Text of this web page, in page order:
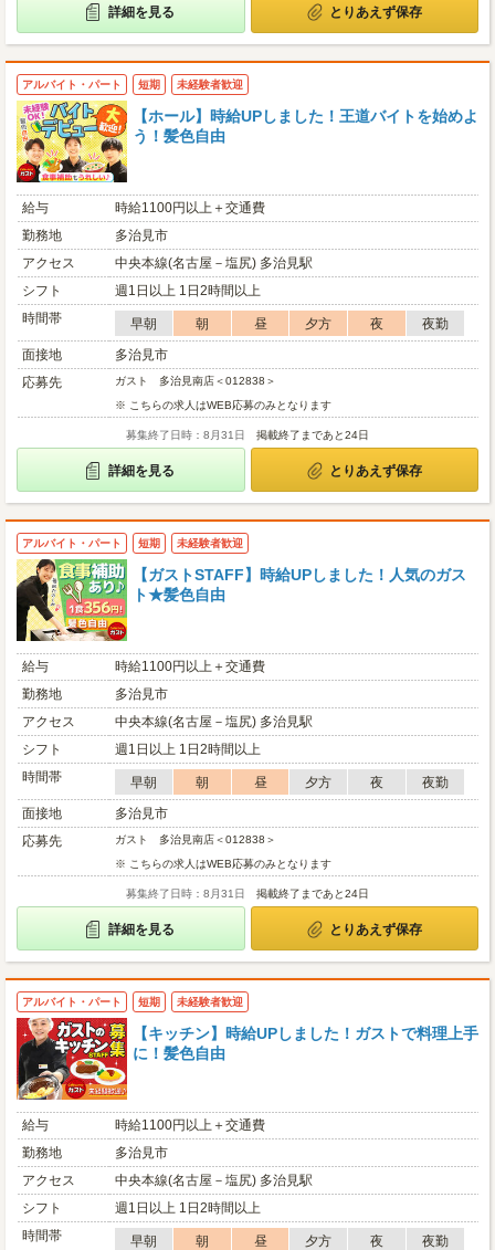
詳細を見る とりあえず保存
アルバイト・パート 短期 未経験者歓迎
【ホール】時給UPしました！王道バイトを始めよ
う！髪色自由
給与
時給1100円以上＋交通費
勤務地
多治見市
アクセス
中央本線(名古屋－塩尻) 多治見駅
シフト
週1日以上 1日2時間以上
時間帯
早朝 朝 昼 夕方 夜
夜勤
面接地
多治見市
応募先
ガスト 多治見南店＜012838＞
※ こちらの求人はWEB応募のみとなります
募集終了日時：8月31日 掲載終了まであと24日
詳細を見る とりあえず保存
アルバイト・パート 短期 未経験者歓迎
【ガストSTAFF】時給UPしました！人気のガス
ト★髪色自由
給与
時給1100円以上＋交通費
勤務地
多治見市
アクセス
中央本線(名古屋－塩尻) 多治見駅
シフト
週1日以上 1日2時間以上
時間帯
早朝 朝 昼 夕方 夜
夜勤
面接地
多治見市
応募先
ガスト 多治見南店＜012838＞
※ こちらの求人はWEB応募のみとなります
募集終了日時：8月31日 掲載終了まであと24日
詳細を見る とりあえず保存
アルバイト・パート 短期 未経験者歓迎
【キッチン】時給UPしました！ガストで料理上手
に！髪色自由
給与
時給1100円以上＋交通費
勤務地
多治見市
アクセス
中央本線(名古屋－塩尻) 多治見駅
シフト
週1日以上 1日2時間以上
時間帯
早朝 朝 昼 夕方 夜
夜勤